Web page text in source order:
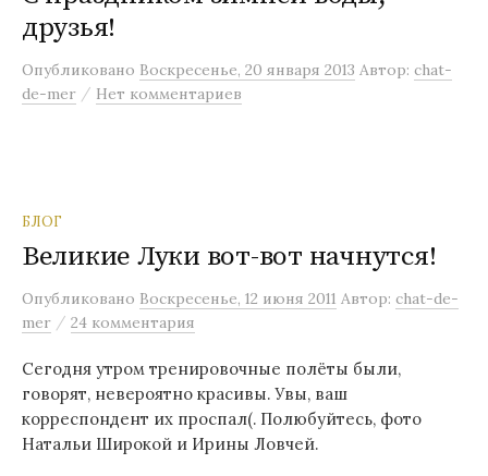
м
друзья!
Опубликовано Воскресенье, 20 января 2013 Автор: chat-
de-mer / Нет комментариев
БЛОГ
Великие Луки вот-вот начнутся!
Опубликовано Воскресенье, 12 июня 2011 Автор: chat-de-
mer / 24 комментария
Сегодня утром тренировочные полёты были,
говорят, невероятно красивы. Увы, ваш
корреспондент их проспал(. Полюбуйтесь, фото
Натальи Широкой и Ирины Ловчей.